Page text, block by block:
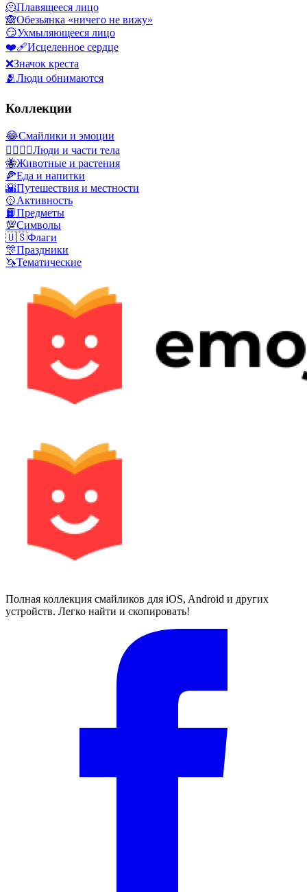
🫠Плавящееся лицо
🙈Обезьянка «ничего не вижу»
😏Ухмыляющееся лицо
❤️‍🩹Исцеленное сердце
❌Значок креста
🫂Люди обнимаются
Коллекции
😂Смайлики и эмоции
👩‍❤️‍💋‍👨Люди и части тела
🐝Животные и растения
🍕Еда и напитки
🌇Путешествия и местности
🥎Активность
📙Предметы
💯Символы
🇺🇸Флаги
🎊Праздники
🦄Тематические
Полная коллекция смайликов для iOS, Android и других
устройств. Легко найти и скопировать!